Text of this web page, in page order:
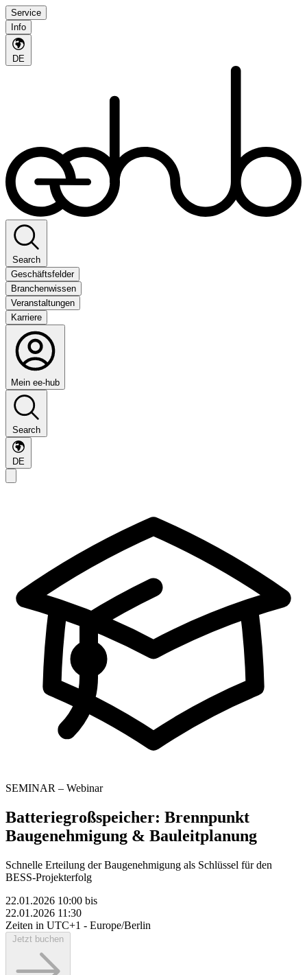
Service
Info
DE
Search
Geschäftsfelder
Branchenwissen
Veranstaltungen
Karriere
Mein ee-hub
Search
DE
SEMINAR – Webinar
Batteriegroßspeicher: Brennpunkt
Baugenehmigung & Bauleitplanung
Schnelle Erteilung der Baugenehmigung als Schlüssel für den
BESS-Projekterfolg
22.01.2026 10:00 bis
22.01.2026 11:30
Zeiten in UTC+1 - Europe/Berlin